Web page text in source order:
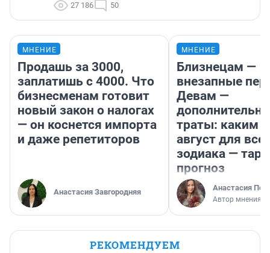
27 186 50
МНЕНИЕ
Продашь за 3000,
заплатишь с 4000. Что
бизнесменам готовит
новый закон о налогах
— он коснется импорта
и даже репетиторов
Анастасия Завгородняя
МНЕНИЕ
Близнецам —
внезапные
Девам —
траты: каким
август для
зодиака —
прогноз
Анастасия
Автор мнения
РЕКОМЕНДУЕМ